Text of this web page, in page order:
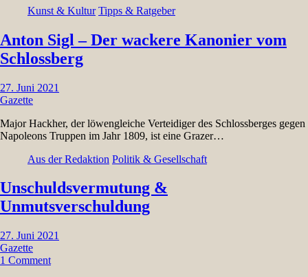
Kunst & Kultur Tipps & Ratgeber
Anton Sigl – Der wackere Kanonier vom
Schlossberg
27. Juni 2021
Gazette
Major Hackher, der löwengleiche Verteidiger des Schlossberges gegen
Napoleons Truppen im Jahr 1809, ist eine Grazer…
Aus der Redaktion Politik & Gesellschaft
Unschuldsvermutung &
Unmutsverschuldung
27. Juni 2021
Gazette
1 Comment